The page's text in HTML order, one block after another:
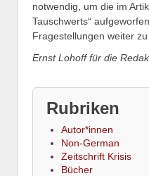
notwendig, um die im
Tauschwerts“
Fragestellungen weiter
Ernst Lohoff für die
Rubriken
Autor*innen
Non-German
Zeitschrift Krisis
Bücher